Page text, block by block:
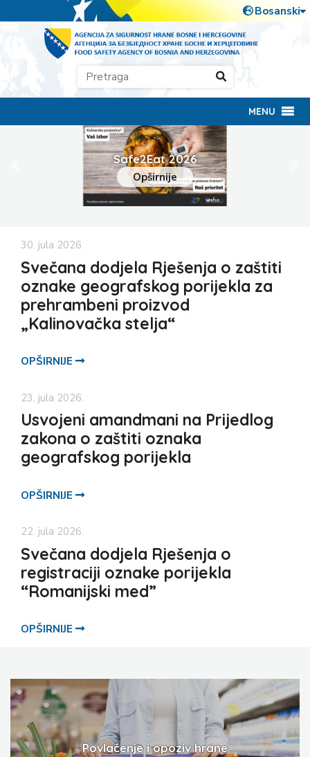
MENU
Spriječite širenje ptičje gripe (#NoBirdFlu)
Opširnije
30. jula 2026.
Svečana dodjela Rješenja o zaštiti
oznake geografskog porijekla za
prehrambeni proizvod
„Kalinovačka stelja“
OPŠIRNIJE
23. jula 2026.
Usvojeni amandmani na Prijedlog
zakona o zaštiti oznaka
geografskog porijekla
OPŠIRNIJE
22. jula 2026.
Svečana dodjela Rješenja o
registraciji oznake porijekla
“Romanijski med”
OPŠIRNIJE
Povlačenje i opoziv hrane